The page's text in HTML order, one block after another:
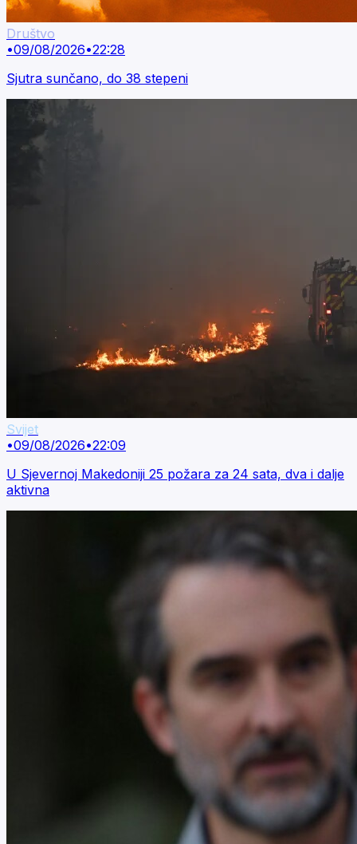
Društvo
•09/08/2026•22:28
Sjutra sunčano, do 38 stepeni
Svijet
•09/08/2026•22:09
U Sjevernoj Makedoniji 25 požara za 24 sata, dva i dalje
aktivna